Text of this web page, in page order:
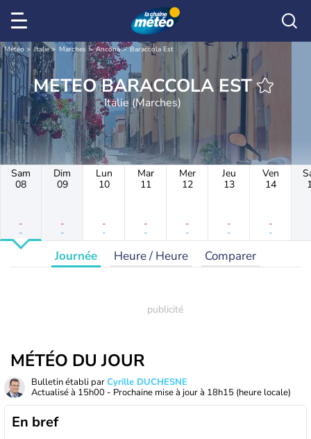
Météo Italie Marches Ancona Baraccola Est
METEO BARACCOLA EST
Italie (Marches)
Sam
08
-
-
Dim
09
-
-
Lun
10
-
-
Mar
11
-
-
Mer
12
-
-
Jeu
13
-
-
Ven
14
-
-
Journée Heure / Heure Comparer
MÉTÉO DU JOUR
Bulletin établi parCyrille DUCHESNE
Actualisé à 15h00 - Prochaine mise à jour à 18h15 (heure locale)
En bref